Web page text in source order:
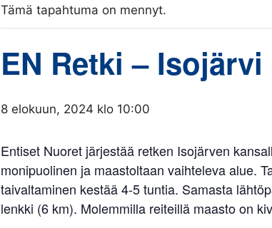
Tämä tapahtuma on mennyt.
EN Retki – Isojärvi
8 elokuun, 2024 klo 10:00
Entiset Nuoret järjestää retken Isojärven
monipuolinen ja maastoltaan vaihteleva alue.
taivaltaminen kestää 4-5 tuntia. Samasta
lenkki (6 km). Molemmilla reiteillä maasto on